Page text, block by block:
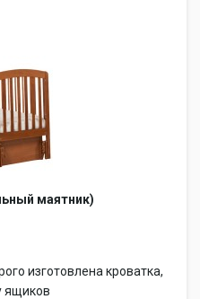
маятник)
изготовлена кроватка,
ящиков